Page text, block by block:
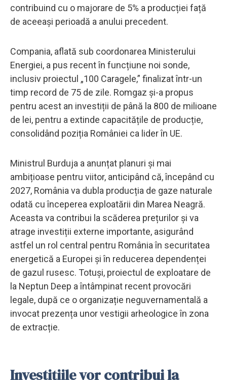
contribuind cu o majorare de 5% a producției față
de aceeași perioadă a anului precedent.
Compania, aflată sub coordonarea Ministerului
Energiei, a pus recent în funcțiune noi sonde,
inclusiv proiectul „100 Caragele,” finalizat într-un
timp record de 75 de zile. Romgaz și-a propus
pentru acest an investiții de până la 800 de milioane
de lei, pentru a extinde capacitățile de producție,
consolidând poziția României ca lider în UE.
Ministrul Burduja a anunțat planuri și mai
ambițioase pentru viitor, anticipând că, începând cu
2027, România va dubla producția de gaze naturale
odată cu începerea exploatării din Marea Neagră.
Aceasta va contribui la scăderea prețurilor și va
atrage investiții externe importante, asigurând
astfel un rol central pentru România în securitatea
energetică a Europei și în reducerea dependenței
de gazul rusesc. Totuși, proiectul de exploatare de
la Neptun Deep a întâmpinat recent provocări
legale, după ce o organizație neguvernamentală a
invocat prezența unor vestigii arheologice în zona
de extracție.
Investițiile vor contribui la